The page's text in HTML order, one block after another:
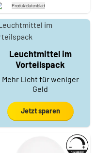
Produktdatenblatt
Leuchtmittel im
Vorteilspack
Mehr Licht für weniger
Geld
Jetzt sparen